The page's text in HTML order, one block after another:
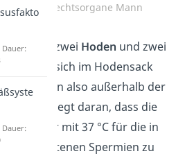
Geschlechtsorgane Mann
besitzt zwei Hoden und zwei
, die sich im Hodensack
Sie liegen also außerhalb der
Das liegt daran, dass die
mit 37 °C für die in
enthaltenen Spermien zu
Dauer:
Dauer: